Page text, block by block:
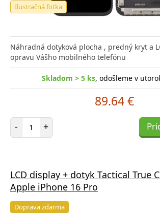
Ilustračná fotka
Náhradná dotyková plocha , predný kryt a
opravu Vášho mobilného telefónu
Skladom > 5 ks, odošleme v
89.64 €
- Počet položiek
+
LCD display + dotyk Tactical True
Apple iPhone 16 Pro
Doprava zdarma